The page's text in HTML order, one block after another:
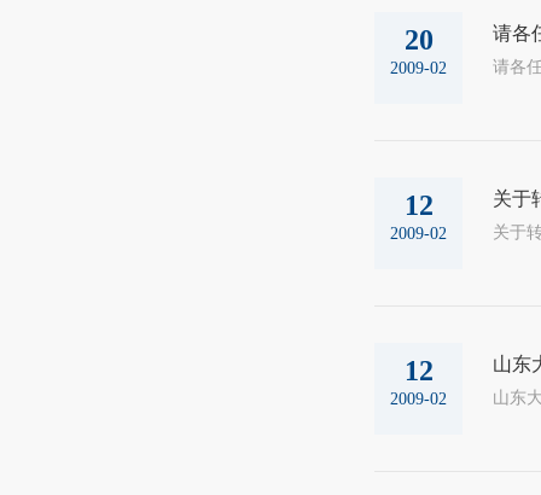
20
2009-02
请各
12
2009-02
关于
12
2009-02
山东